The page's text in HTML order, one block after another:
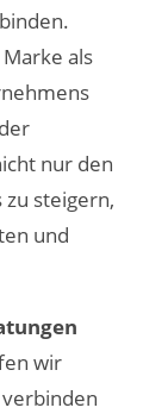
als
nur den
steigern,
und
wir